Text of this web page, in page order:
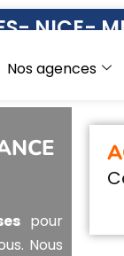
NICE-
Nos agences
pour
Nous